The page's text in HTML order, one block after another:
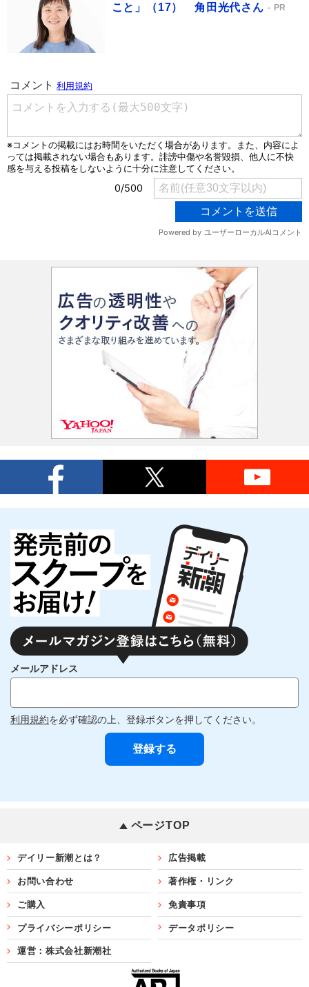
こと」（17） 角田光代さん
PR
メールアドレス
利用規約を必ず確認の上、登録ボタンを押してください。
ページTOP
デイリー新潮とは？ 広告掲載
お問い合わせ 著作権・リンク
ご購入 免責事項
プライバシーポリシー データポリシー
運営：株式会社新潮社